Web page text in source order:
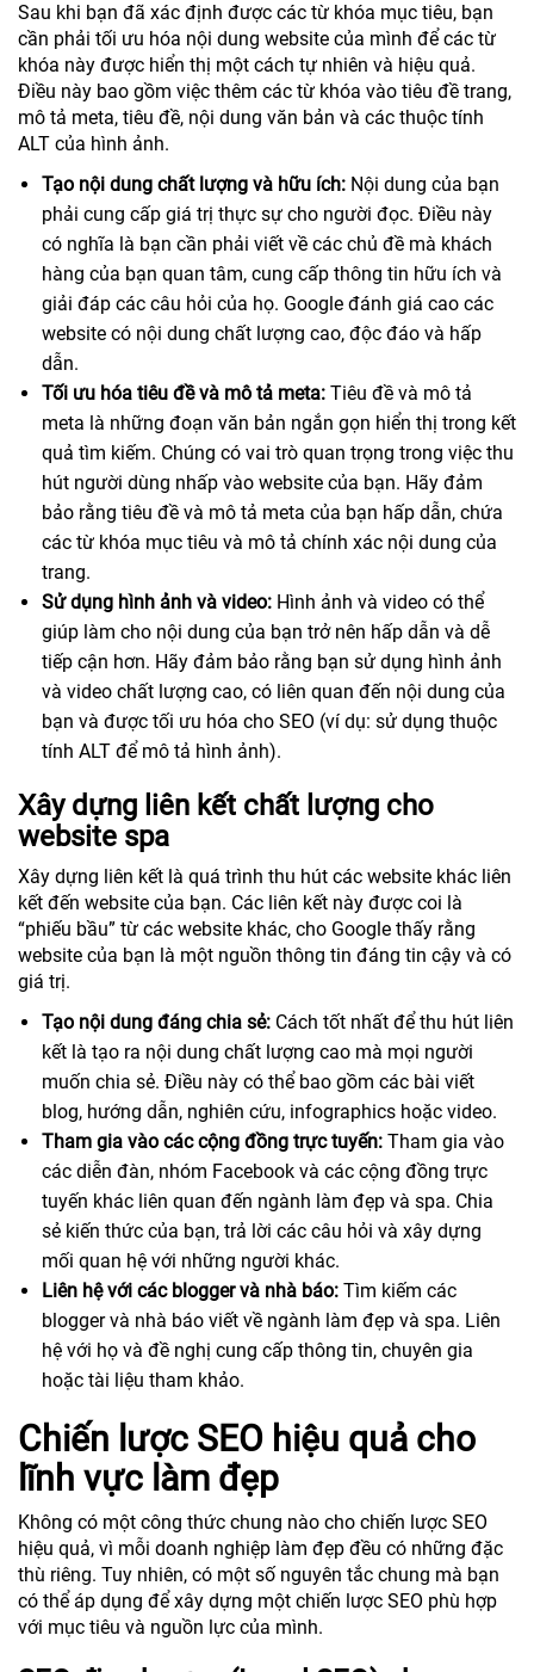
Sau khi bạn đã xác định được các từ khóa mục tiêu, bạn
cần phải tối ưu hóa nội dung website của mình để các từ
khóa này được hiển thị một cách tự nhiên và hiệu quả.
Điều này bao gồm việc thêm các từ khóa vào tiêu đề trang,
mô tả meta, tiêu đề, nội dung văn bản và các thuộc tính
ALT của hình ảnh.
Tạo nội dung chất lượng và hữu ích: Nội dung của bạn
phải cung cấp giá trị thực sự cho người đọc. Điều này
có nghĩa là bạn cần phải viết về các chủ đề mà khách
hàng của bạn quan tâm, cung cấp thông tin hữu ích và
giải đáp các câu hỏi của họ. Google đánh giá cao các
website có nội dung chất lượng cao, độc đáo và hấp
dẫn.
Tối ưu hóa tiêu đề và mô tả meta: Tiêu đề và mô tả
meta là những đoạn văn bản ngắn gọn hiển thị trong kết
quả tìm kiếm. Chúng có vai trò quan trọng trong việc thu
hút người dùng nhấp vào website của bạn. Hãy đảm
bảo rằng tiêu đề và mô tả meta của bạn hấp dẫn, chứa
các từ khóa mục tiêu và mô tả chính xác nội dung của
trang.
Sử dụng hình ảnh và video: Hình ảnh và video có thể
giúp làm cho nội dung của bạn trở nên hấp dẫn và dễ
tiếp cận hơn. Hãy đảm bảo rằng bạn sử dụng hình ảnh
và video chất lượng cao, có liên quan đến nội dung của
bạn và được tối ưu hóa cho SEO (ví dụ: sử dụng thuộc
tính ALT để mô tả hình ảnh).
Xây dựng liên kết chất lượng cho
website spa
Xây dựng liên kết là quá trình thu hút các website khác liên
kết đến website của bạn. Các liên kết này được coi là
“phiếu bầu” từ các website khác, cho Google thấy rằng
website của bạn là một nguồn thông tin đáng tin cậy và có
giá trị.
Tạo nội dung đáng chia sẻ: Cách tốt nhất để thu hút liên
kết là tạo ra nội dung chất lượng cao mà mọi người
muốn chia sẻ. Điều này có thể bao gồm các bài viết
blog, hướng dẫn, nghiên cứu, infographics hoặc video.
Tham gia vào các cộng đồng trực tuyến: Tham gia vào
các diễn đàn, nhóm Facebook và các cộng đồng trực
tuyến khác liên quan đến ngành làm đẹp và spa. Chia
sẻ kiến thức của bạn, trả lời các câu hỏi và xây dựng
mối quan hệ với những người khác.
Liên hệ với các blogger và nhà báo: Tìm kiếm các
blogger và nhà báo viết về ngành làm đẹp và spa. Liên
hệ với họ và đề nghị cung cấp thông tin, chuyên gia
hoặc tài liệu tham khảo.
Chiến lược SEO hiệu quả cho
lĩnh vực làm đẹp
Không có một công thức chung nào cho chiến lược SEO
hiệu quả, vì mỗi doanh nghiệp làm đẹp đều có những đặc
thù riêng. Tuy nhiên, có một số nguyên tắc chung mà bạn
có thể áp dụng để xây dựng một chiến lược SEO phù hợp
với mục tiêu và nguồn lực của mình.